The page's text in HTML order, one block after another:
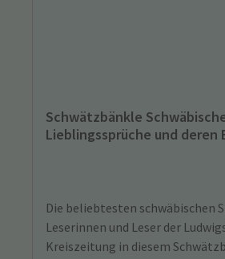
Schwätzbänkle
Lieblingssprüche und deren
Die beliebtesten schwäbischen
Leserinnen und Leser der
Kreiszeitung in diesem